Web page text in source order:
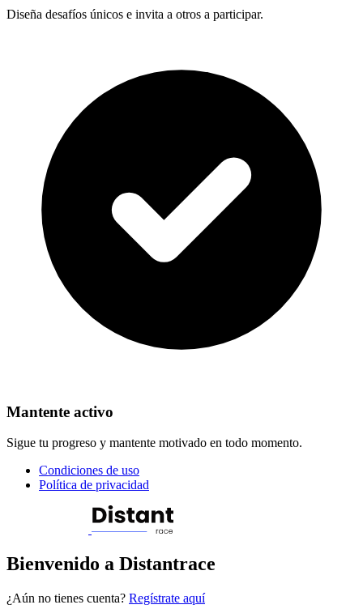
Diseña desafíos únicos e invita a otros a participar.
Mantente activo
Sigue tu progreso y mantente motivado en todo momento.
Condiciones de uso
Política de privacidad
Bienvenido a Distantrace
¿Aún no tienes cuenta? Regístrate aquí